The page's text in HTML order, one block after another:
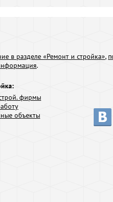
в разделе «Ремонт и стройка»,
.
фирмы
объекты